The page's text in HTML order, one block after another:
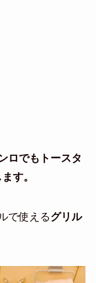
ロでもトースタ
す。
で使えるグリル